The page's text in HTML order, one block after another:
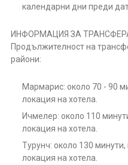
календарни дни преди
ИНФОРМАЦИЯ ЗА
Продължителност на
райони:
Мармарис: около 70 - 90
локация на хотела.
Ичмелер: около 110
локация на хотела.
Турунч: около 130
локация на хотела.